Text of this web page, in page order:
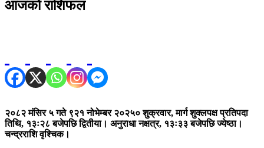
आजको राशिफल
२०८२ मंसिर ५ गते ९२१ नोभेम्बर २०२५० शुक्रवार, मार्ग शुक्लपक्ष प्रतिपदा
तिथि, १३ः२८ बजेपछि द्वितीया। अनुराधा नक्षत्र, १३ः३३ बजेपछि ज्येष्ठा।
चन्द्रराशि वृश्चिक।